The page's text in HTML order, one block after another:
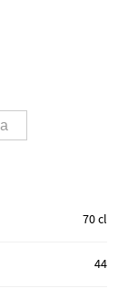
70 cl
44